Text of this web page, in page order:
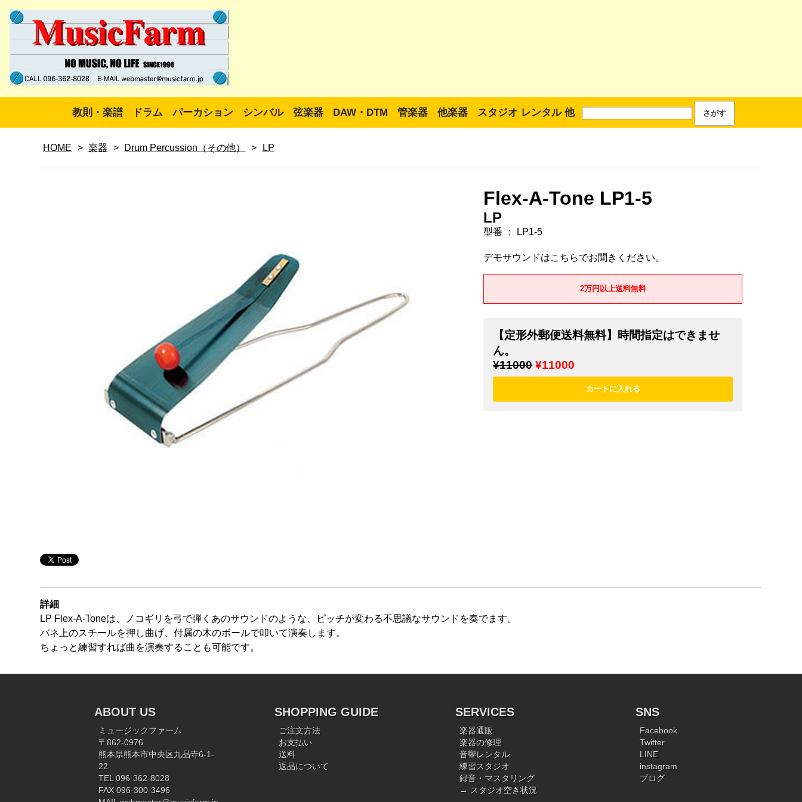
教則・楽譜 ドラム パーカション シンバル 弦楽器 DAW・DTM 管楽器 他楽器 スタジオ レンタル 他
HOME > 楽器 > Drum Percussion（その他） > LP
Flex-A-Tone LP1-5
LP
型番 ： LP1-5
デモサウンドはこちらでお聞きください。
2万円以上送料無料
【定形外郵便送料無料】時間指定はできませ
ん。
¥11000 ¥11000
詳細
LP Flex-A-Toneは、ノコギリを弓で弾くあのサウンドのような、ピッチが変わる不思議なサウンドを奏でます。
バネ上のスチールを押し曲げ、付属の木のボールで叩いて演奏します。
ちょっと練習すれば曲を演奏することも可能です。
ABOUT US
ミュージックファーム
〒862-0976
熊本県熊本市中央区九品寺6-1-
22
TEL 096-362-8028
FAX 096-300-3496
SHOPPING GUIDE
ご注文方法
お支払い
送料
返品について
SERVICES
楽器通販
楽器の修理
音響レンタル
練習スタジオ
録音・マスタリング
→ スタジオ空き状況
SNS
Facebook
Twitter
LINE
instagram
ブログ